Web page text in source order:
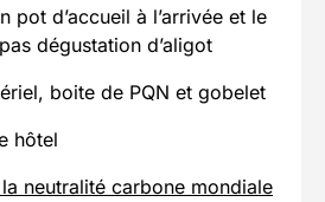
pot d’accueil à l’arrivée et le
dégustation d’aligot
boite de PQN et gobelet
hôtel
neutralité carbone mondiale